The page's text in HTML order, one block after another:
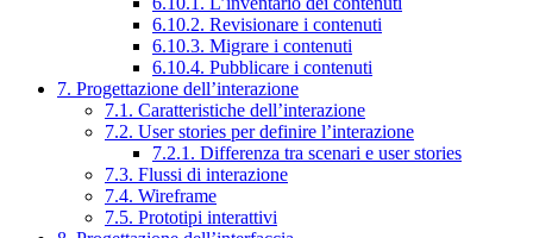
6.10.2. Revisionare i contenuti
6.10.3. Migrare i contenuti
6.10.4. Pubblicare i contenuti
7. Progettazione dell’interazione
7.1. Caratteristiche dell’interazione
7.2. User stories per definire l’interazione
7.2.1. Differenza tra scenari e user stories
7.3. Flussi di interazione
7.4. Wireframe
7.5. Prototipi interattivi